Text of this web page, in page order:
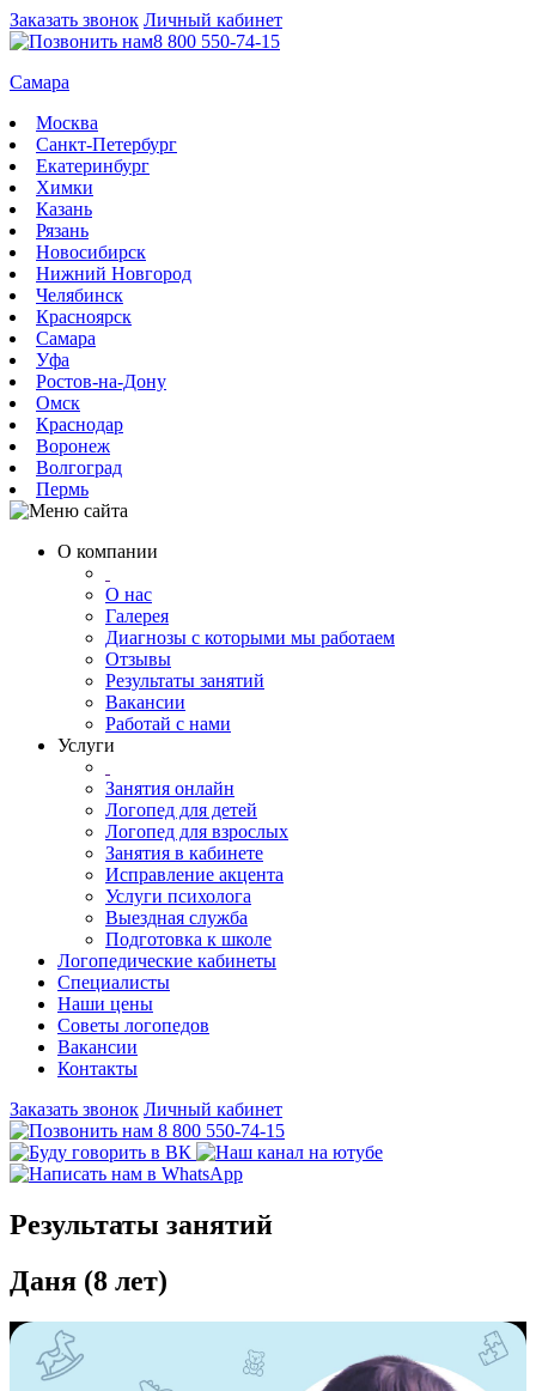
Заказать звонок Личный кабинет
8 800 550-74-15
Самара
Москва
Санкт-Петербург
Екатеринбург
Химки
Казань
Рязань
Новосибирск
Нижний Новгород
Челябинск
Красноярск
Самара
Уфа
Ростов-на-Дону
Омск
Краснодар
Воронеж
Волгоград
Пермь
О компании
О нас
Галерея
Диагнозы с которыми мы работаем
Отзывы
Результаты занятий
Вакансии
Работай с нами
Услуги
Занятия онлайн
Логопед для детей
Логопед для взрослых
Занятия в кабинете
Исправление акцента
Услуги психолога
Выездная служба
Подготовка к школе
Логопедические кабинеты
Специалисты
Наши цены
Советы логопедов
Вакансии
Контакты
Заказать звонок Личный кабинет
8 800 550-74-15
Результаты занятий
Даня (8 лет)